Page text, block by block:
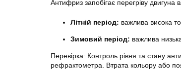
Антифриз запобігає перегріву
Літній період: важлива висока
Зимовий період: важлива
Перевірка: Контроль рівня та стану
рефрактометра. Втрата кольору або